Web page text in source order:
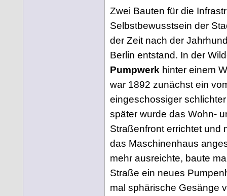
Zwei Bauten für die
Selbstbewusstsein der
der Zeit nach der
Berlin entstand. In der
Pumpwerk hinter einem
war 1892 zunächst ein
eingeschossiger
später wurde das Wohn-
Straßenfront errichtet und
das Maschinenhaus
mehr ausreichte, baute
Straße ein neues
mal sphärische Gesänge